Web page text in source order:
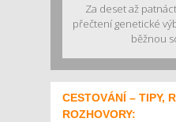
Za deset až
přečtení genetické
běžnou
CESTOVÁNÍ – TIPY,
ROZHOVORY: